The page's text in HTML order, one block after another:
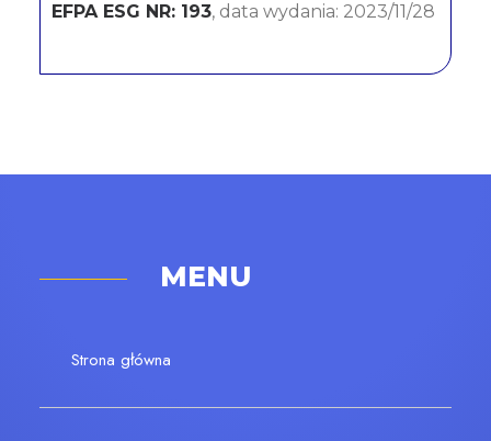
EFPA ESG NR: 193, data wydania: 2023/11/28
MENU
Strona główna